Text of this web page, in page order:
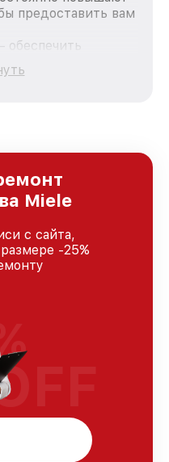
предоставить вам
ремонт для
Miele, вне
уровень
клиентов.
Miele
с сайта,
-25%